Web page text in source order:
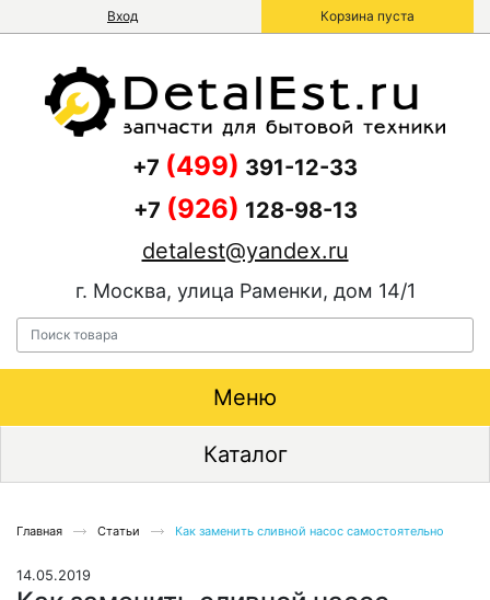
Вход Корзина пуста
+7 (499) 391-12-33
+7 (926) 128-98-13
detalest@yandex.ru
г. Москва, улица Раменки, дом 14/1
Меню
Каталог
Главная Статьи Как заменить сливной насос самостоятельно
14.05.2019